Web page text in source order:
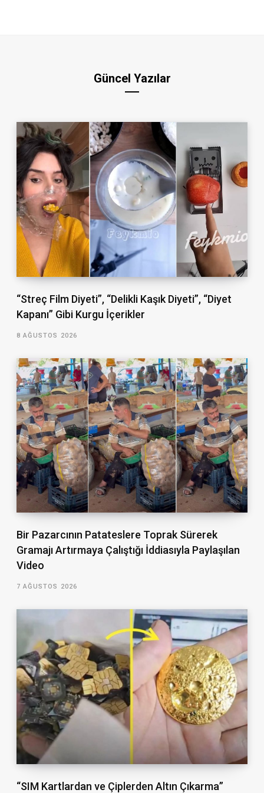
Güncel Yazılar
“Streç Film Diyeti”, “Delikli Kaşık Diyeti”, “Diyet
Kapanı” Gibi Kurgu İçerikler
8 AĞUSTOS 2026
Bir Pazarcının Patateslere Toprak Sürerek
Gramajı Artırmaya Çalıştığı İddiasıyla Paylaşılan
Video
7 AĞUSTOS 2026
“SIM Kartlardan ve Çiplerden Altın Çıkarma”